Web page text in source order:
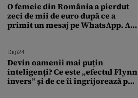
O femeie din România a pierdut
zeci de mii de euro după ce a
primit un mesaj pe WhatsApp. A
Digi24
Devin oamenii mai puțin
inteligenți? Ce este „efectul Flynn
invers” și de ce îi îngrijorează pe